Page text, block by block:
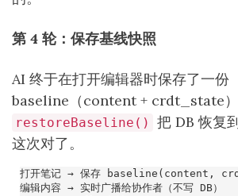
第 4 轮：保存基线快照
AI 终于在打开编辑器时保存了一份
baseline（content + crdt_state）
restoreBaseline()
把 DB 恢复
这次对了。